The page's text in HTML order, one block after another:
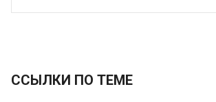
ССЫЛКИ ПО ТЕМЕ